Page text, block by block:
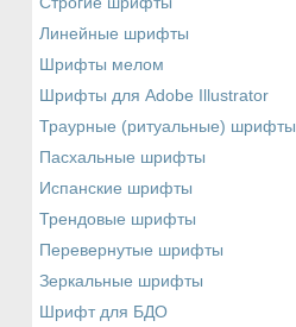
Линейные шрифты
Шрифты мелом
Шрифты для Adobe Illustrator
Траурные (ритуальные) шрифты
Пасхальные шрифты
Испанские шрифты
Трендовые шрифты
Перевернутые шрифты
Зеркальные шрифты
Шрифт для БДО